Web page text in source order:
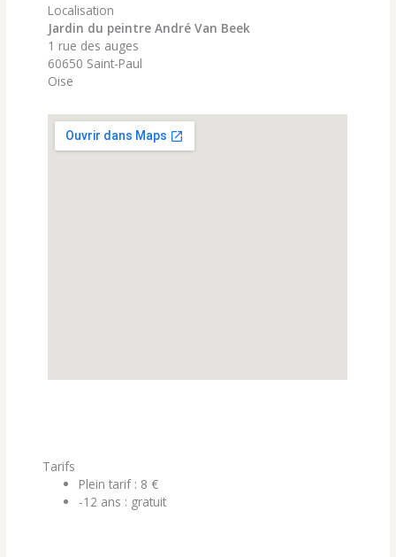
Localisation
Jardin du peintre André Van Beek
1 rue des auges
60650 Saint-Paul
Oise
Tarifs
Plein tarif : 8 €
-12 ans : gratuit